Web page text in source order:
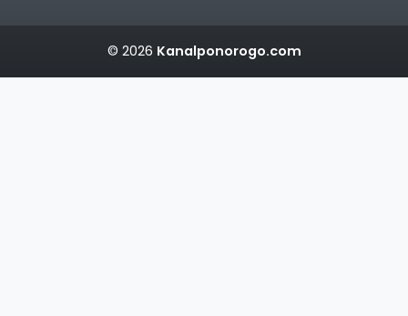
© 2026 Kanalponorogo.com